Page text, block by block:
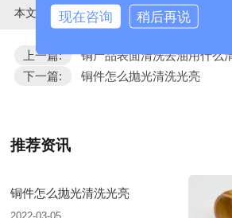
本文标签：
上一篇:
铜产品表面清洗去油用什么
下一篇:
铜件怎么抛光清洗光亮
推荐资讯
铜件怎么抛光清洗光亮
现在咨询 稍后再说